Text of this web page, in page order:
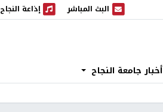
البث المباشر
البث المباشر إذاعة النجاح
إذاعة النجاح
أخبار جامعة النجاح